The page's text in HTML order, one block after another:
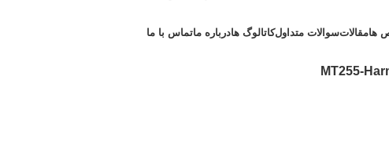
هامقالاتسوالات متداولکاتالوگ هادرباره ماتماس با ما